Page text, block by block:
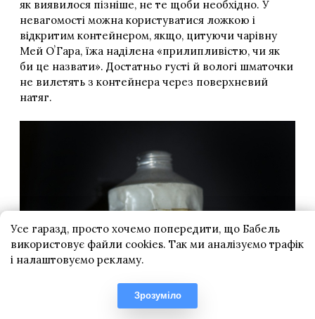
Усе гаразд, просто хочемо попередити, що Бабель
використовує файли cookies. Так ми аналізуємо трафік
і налаштовуємо рекламу.
Зрозуміло